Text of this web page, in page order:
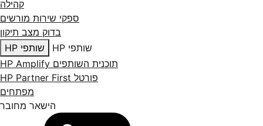
קהילה
ספקי שירות מורשים
בדוק מצב תיקון
שותפי HP
שותפי HP
תוכנית השותפים HP Amplify
פורטל HP Partner First
מפתחים
הישאר מחובר